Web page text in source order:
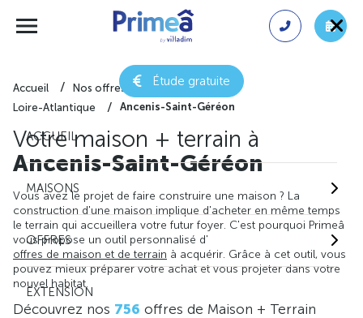
Étude gratuite
ACCUEIL
MAISONS
OFFRES
EXTENSION
Accueil
Nos offres de maison + terrain
Loire-Atlantique
Ancenis-Saint-Géréon
Votre maison + terrain à
Ancenis-Saint-Géréon
Vous avez le projet de faire construire une maison ? La
construction d'une maison implique d'acheter en même temps
le terrain qui accueillera votre futur foyer. C'est pourquoi Primeâ
vous propose un outil personnalisé d'
offres de maison et de terrain à acquérir. Grâce à cet outil, vous
pouvez mieux préparer votre achat et vous projeter dans votre
nouvel habitat.
Découvrez nos 756 offres de Maison + Terrain